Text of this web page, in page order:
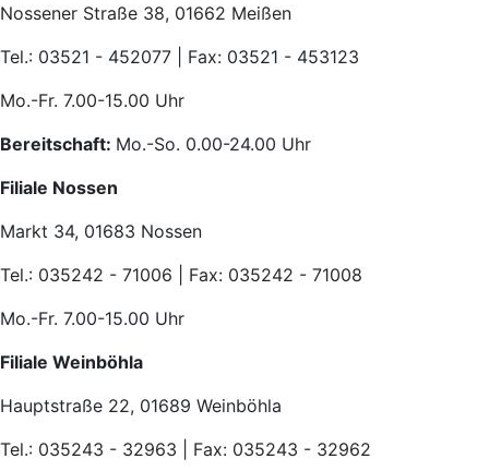
Nossener Straße 38, 01662 Meißen
Tel.: 03521 - 452077 | Fax: 03521 - 453123
Mo.-Fr. 7.00-15.00 Uhr
Bereitschaft: Mo.-So. 0.00-24.00 Uhr
Filiale Nossen
Markt 34, 01683 Nossen
Tel.: 035242 - 71006 | Fax: 035242 - 71008
Mo.-Fr. 7.00-15.00 Uhr
Filiale Weinböhla
Hauptstraße 22, 01689 Weinböhla
Tel.: 035243 - 32963 | Fax: 035243 - 32962